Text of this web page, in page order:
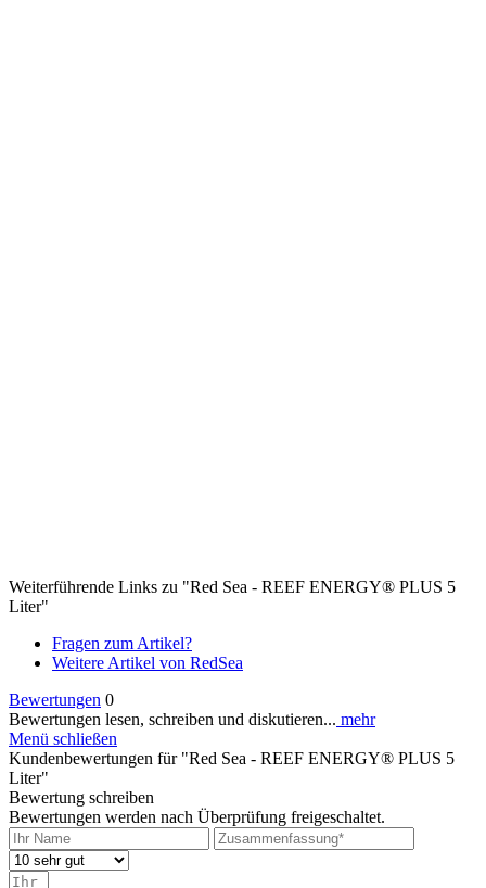
Weiterführende Links zu "Red Sea - REEF ENERGY® PLUS 5
Liter"
Fragen zum Artikel?
Weitere Artikel von RedSea
Bewertungen 0
Bewertungen lesen, schreiben und diskutieren... mehr
Menü schließen
Kundenbewertungen für "Red Sea - REEF ENERGY® PLUS 5
Liter"
Bewertung schreiben
Bewertungen werden nach Überprüfung freigeschaltet.